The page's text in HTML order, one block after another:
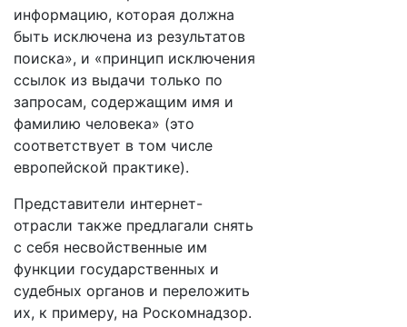
информацию, которая должна
быть исключена из результатов
поиска», и «принцип исключения
ссылок из выдачи только по
запросам, содержащим имя и
фамилию человека» (это
соответствует в том числе
европейской практике).
Представители интернет-
отрасли также предлагали снять
с себя несвойственные им
функции государственных и
судебных органов и переложить
их, к примеру, на Роскомнадзор.